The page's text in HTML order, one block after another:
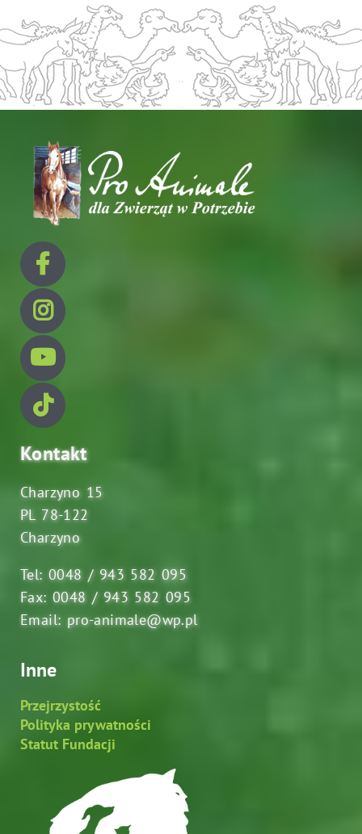
Kontakt
Charzyno 15
PL 78-122
Charzyno
Tel: 0048 / 943 582 095
Fax: 0048 / 943 582 095
Email: pro-animale@wp.pl
Inne
Przejrzystość
Polityka prywatności
Statut Fundacji